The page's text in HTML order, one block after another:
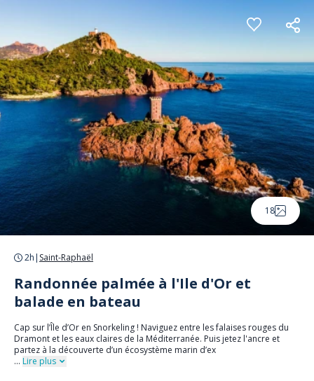
18
2h | Saint-Raphaël
Randonnée palmée à l'Ile d'Or et
balade en bateau
Cap sur l’Île d’Or en Snorkeling ! Naviguez entre les falaises rouges du
Dramont et les eaux claires de la Méditerranée. Puis jetez l'ancre et
partez à la découverte d’un écosystème marin d’ex
... Lire plus